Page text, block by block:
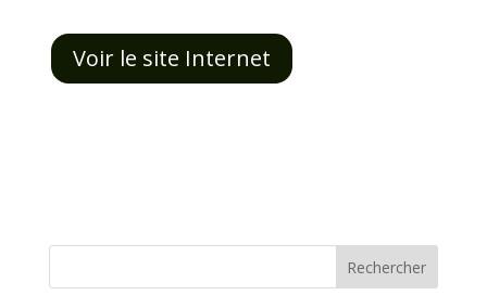
Voir le site Internet
Rechercher